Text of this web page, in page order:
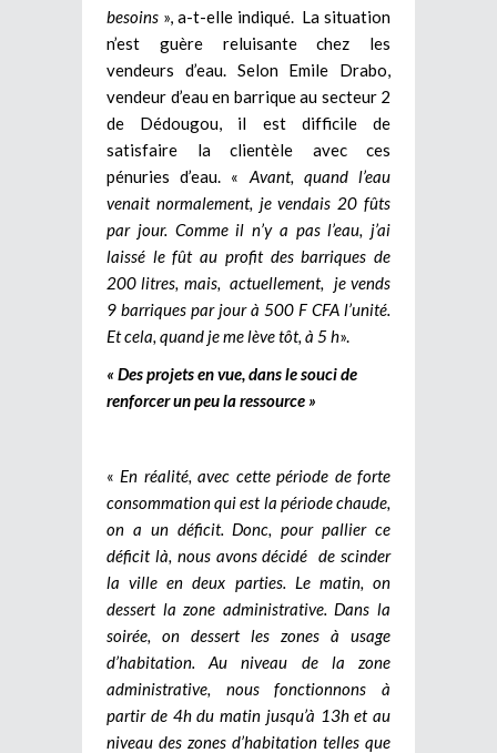
besoins », a-t-elle indiqué. La situation
n’est guère reluisante chez les
vendeurs d’eau. Selon Emile Drabo,
vendeur d’eau en barrique au secteur 2
de Dédougou, il est difficile de
satisfaire la clientèle avec ces
pénuries d’eau. « Avant, quand l’eau
venait normalement, je vendais 20 fûts
par jour. Comme il n’y a pas l’eau, j’ai
laissé le fût au profit des barriques de
200 litres, mais, actuellement, je vends
9 barriques par jour à 500 F CFA l’unité.
Et cela, quand je me lève tôt, à 5 h».
« Des projets en vue, dans le souci de
renforcer un peu la ressource »
« En réalité, avec cette période de forte
consommation qui est la période chaude,
on a un déficit. Donc, pour pallier ce
déficit là, nous avons décidé de scinder
la ville en deux parties. Le matin, on
dessert la zone administrative. Dans la
soirée, on dessert les zones à usage
d’habitation. Au niveau de la zone
administrative, nous fonctionnons à
partir de 4h du matin jusqu’à 13h et au
niveau des zones d’habitation telles que